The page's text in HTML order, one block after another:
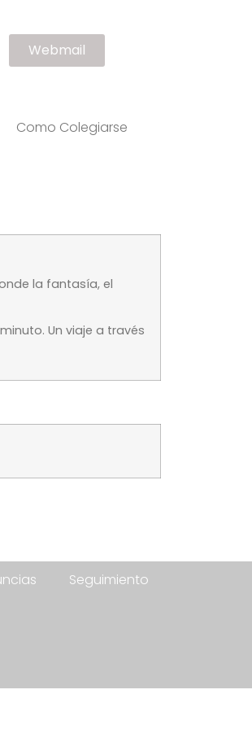
Webmail
Como Colegiarse
la fantasía, el
Un viaje a través
Seguimiento